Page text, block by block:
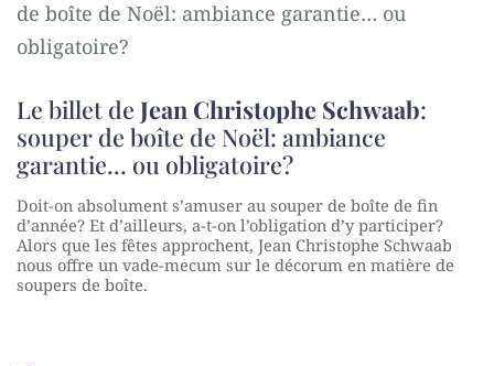
Le billet de Jean Christophe Schwaab:
souper de boîte de Noël: ambiance
garantie… ou obligatoire?
Doit-on absolument s’amuser au souper de boîte de fin
d’année? Et d’ailleurs, a-t-on l’obligation d’y participer?
Alors que les fêtes approchent, Jean Christophe Schwaab
nous offre un vade-mecum sur le décorum en matière de
soupers de boîte.